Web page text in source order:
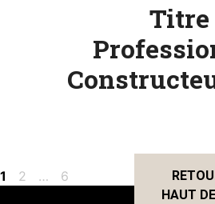
Titre
Page
1 Page
2 … Page
6
HAUT